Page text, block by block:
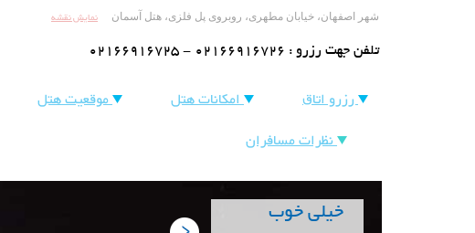
شهر اصفهان، خیابان مطهری، روبروی پل فلزی، هتل آسمان نمایش نقشه
تلفن جهت رزرو : 02166916725 - 02166916726
رزرو اتاق امکانات هتل موقعیت هتل
نظرات مسافران
خیلی خوب